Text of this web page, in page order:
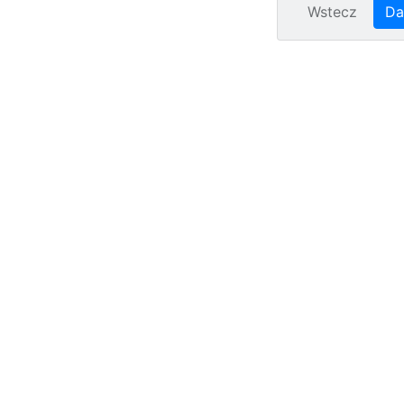
Wstecz